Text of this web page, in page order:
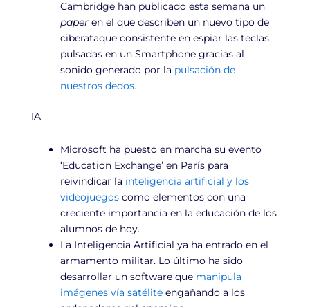
Cambridge han publicado esta semana un
paperen el que describen un nuevo tipo de
ciberataque consistente en espiar las teclas
pulsadas en un Smartphone gracias al
sonido generado por la pulsación de
nuestros dedos.
IA
Microsoft ha puesto en marcha su evento
‘Education Exchange’ en París para
reivindicar la inteligencia artificial y los
videojuegoscomo elementos con una
creciente importancia en la educación de los
alumnos de hoy.
La Inteligencia Artificial ya ha entrado en el
armamento militar. Lo último ha sido
desarrollar un software que manipula
imágenes vía satéliteengañando a los